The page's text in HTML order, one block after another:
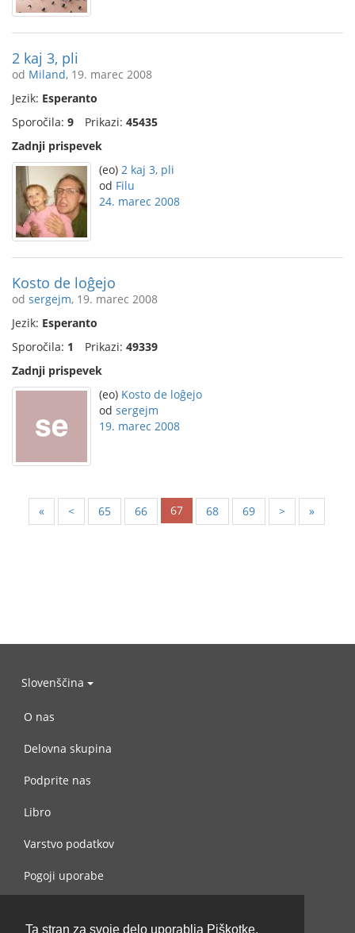
Ta stran za svoje delo uporablja Piškotke.
2 kaj 3, pli
od Miland, 19. marec 2008
Jezik: Esperanto
Sporočila: 9 Prikazi: 45435
Zadnji prispevek
(eo) 2 kaj 3, pli
od Filu
24. marec 2008
Kosto de loĝejo
od sergejm, 19. marec 2008
Jezik: Esperanto
Sporočila: 1 Prikazi: 49339
Zadnji prispevek
(eo) Kosto de loĝejo
od sergejm
19. marec 2008
« < 65 66 67 68 69 > »
Slovenščina
O nas
Delovna skupina
Podprite nas
Libro
Varstvo podatkov
Pogoji uporabe